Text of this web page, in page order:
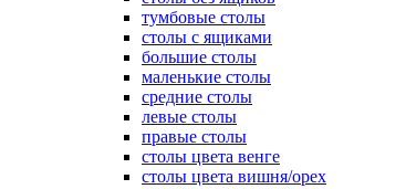
тумбовые столы
столы с ящиками
большие столы
маленькие столы
средние столы
левые столы
правые столы
столы цвета венге
столы цвета вишня/орех